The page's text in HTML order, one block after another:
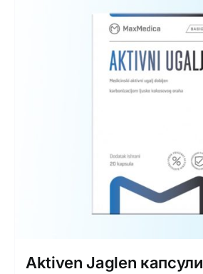
Интимно здравје
Aktiven Jaglen капсули